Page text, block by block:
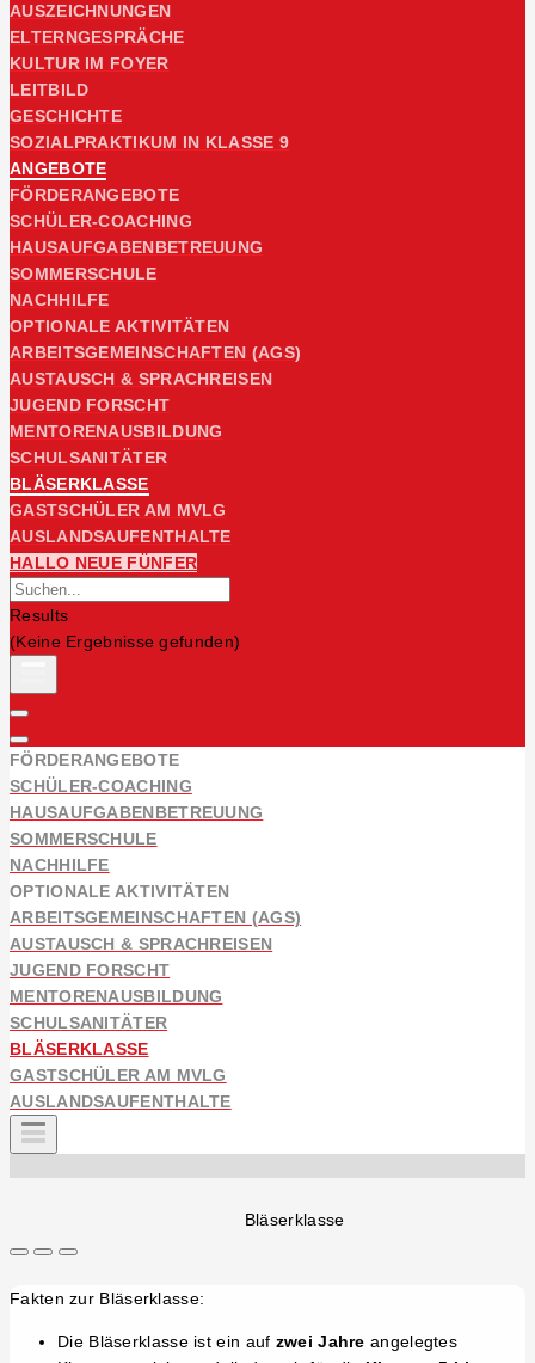
AUSZEICHNUNGEN
ELTERNGESPRÄCHE
KULTUR IM FOYER
LEITBILD
GESCHICHTE
SOZIALPRAKTIKUM IN KLASSE 9
ANGEBOTE
FÖRDERANGEBOTE
SCHÜLER-COACHING
HAUSAUFGABENBETREUUNG
SOMMERSCHULE
NACHHILFE
OPTIONALE AKTIVITÄTEN
ARBEITSGEMEINSCHAFTEN (AGS)
AUSTAUSCH & SPRACHREISEN
JUGEND FORSCHT
MENTORENAUSBILDUNG
SCHULSANITÄTER
BLÄSERKLASSE
GASTSCHÜLER AM MVLG
AUSLANDSAUFENTHALTE
HALLO NEUE FÜNFER
Results
(Keine Ergebnisse gefunden)
FÖRDERANGEBOTE
SCHÜLER-COACHING
HAUSAUFGABENBETREUUNG
SOMMERSCHULE
NACHHILFE
OPTIONALE AKTIVITÄTEN
ARBEITSGEMEINSCHAFTEN (AGS)
AUSTAUSCH & SPRACHREISEN
JUGEND FORSCHT
MENTORENAUSBILDUNG
SCHULSANITÄTER
BLÄSERKLASSE
GASTSCHÜLER AM MVLG
AUSLANDSAUFENTHALTE
Bläserklasse
Fakten zur Bläserklasse:
Die Bläserklasse ist ein auf zwei Jahre angelegtes